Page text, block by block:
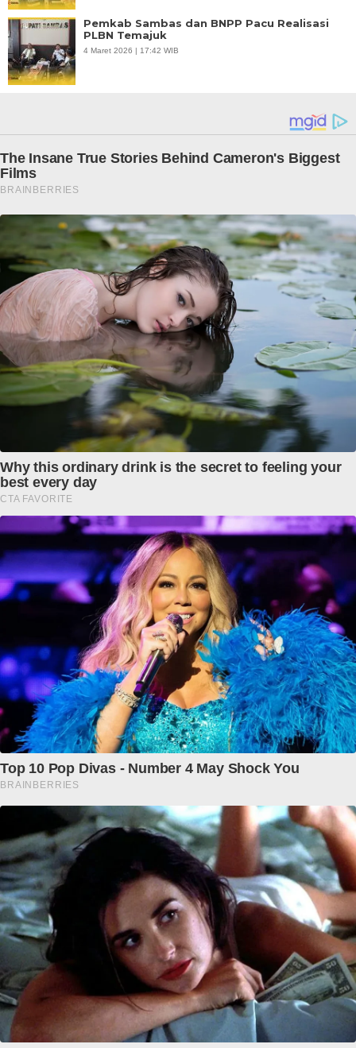
Pemkab Sambas dan BNPP Pacu Realisasi
PLBN Temajuk
4 Maret 2026 | 17:42 WIB